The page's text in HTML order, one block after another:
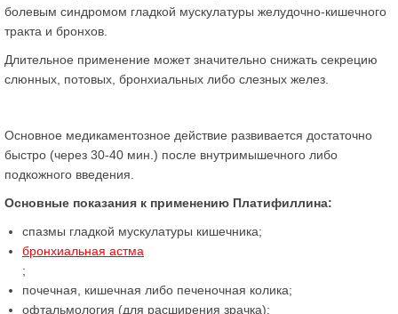
болевым синдромом гладкой мускулатуры желудочно-кишечного
тракта и бронхов.
Длительное применение может значительно снижать секрецию
слюнных, потовых, бронхиальных либо слезных желез.
Основное медикаментозное действие развивается достаточно
быстро (через 30-40 мин.) после внутримышечного либо
подкожного введения.
Основные показания к применению Платифиллина:
спазмы гладкой мускулатуры кишечника;
бронхиальная астма
;
почечная, кишечная либо печеночная колика;
офтальмология (для расширения зрачка);